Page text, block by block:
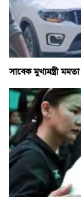
সাবেক মুখ্যমন্ত্রী